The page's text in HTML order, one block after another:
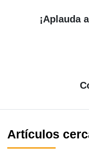
¡Aplauda
Artículos